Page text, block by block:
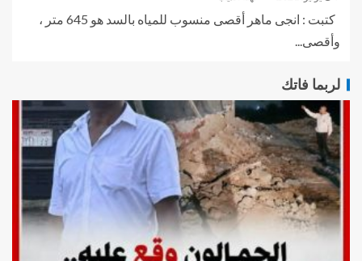
كتبت : انجى ماهر أقصى منسوب للمياه بالسد هو 645 متر ،
وأقصى...
لربما فاتك